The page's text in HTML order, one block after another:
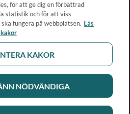
för att ge dig en förbättrad
statistik och för att viss
fungera på webbplatsen. Läs
KAKOR
NÖDVÄNDIGA